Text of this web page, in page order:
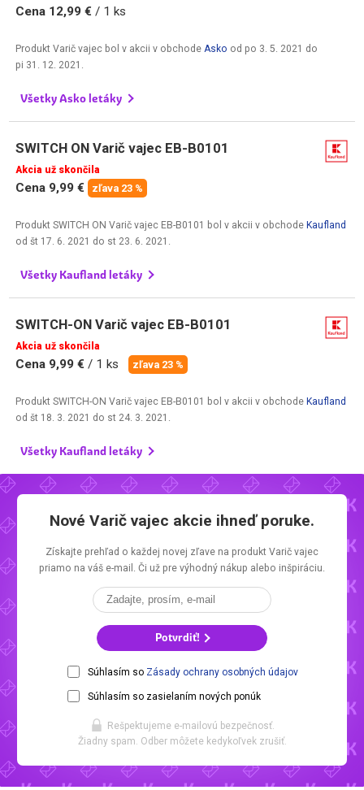
Cena 12,99 € / 1 ks
Produkt Varič vajec bol v akcii v obchode Asko od po 3. 5. 2021 do
pi 31. 12. 2021
Všetky Asko letáky
SWITCH ON Varič vajec EB-B0101
Akcia už skončila
Cena 9,99 € zľava 23 %
Produkt SWITCH ON Varič vajec EB-B0101 bol v akcii v obchodeKaufland
odšt 17. 6. 2021 do st 23. 6. 2021
Všetky Kaufland letáky
SWITCH-ON Varič vajec EB-B0101
Akcia už skončila
Cena 9,99 € / 1 ks zľava 23 %
Produkt SWITCH-ON Varič vajec EB-B0101 bol v akcii v obchodeKaufland
odšt 18. 3. 2021 do st 24. 3. 2021
Všetky Kaufland letáky
Nové Varič vajec akcie ihneď poruke.
Získajte prehľad o každej novej zľave na produkt Varič vajec
priamo na váš e-mail. Či už pre výhodný nákup alebo inšpiráciu.
Potvrdiť!
Súhlasím so Zásady ochrany osobných údajov
Súhlasím so zasielaním nových ponúk
Rešpektujeme e-mailovú bezpečnosť.
Žiadny spam. Odber môžete kedykoľvek zrušiť.